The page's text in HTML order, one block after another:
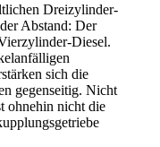
Dreizylinder-
Abstand: Der
Diesel.
sich die
gegenseitig. Nicht
ohnehin nicht die